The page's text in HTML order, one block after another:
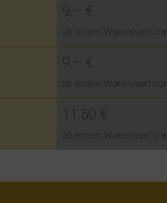
9,– €
ab einem Warenwert
9,– €
ab einem Warenwert
11,50 €
ab einem Warenwert